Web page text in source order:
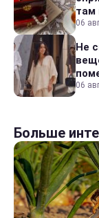
там
06
Не
06
Больше